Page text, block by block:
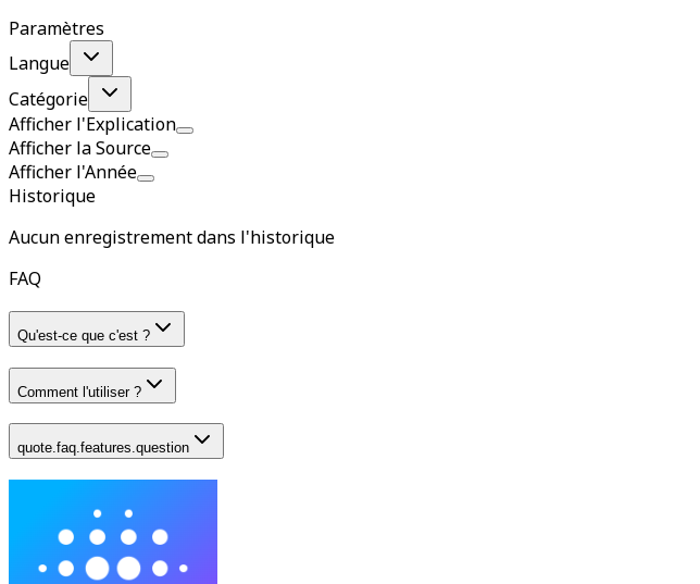
Paramètres
Langue
Catégorie
Afficher l'Explication
Afficher la Source
Afficher l'Année
Historique
Aucun enregistrement dans l'historique
FAQ
Qu'est-ce que c'est ?
Comment l'utiliser ?
quote.faq.features.question